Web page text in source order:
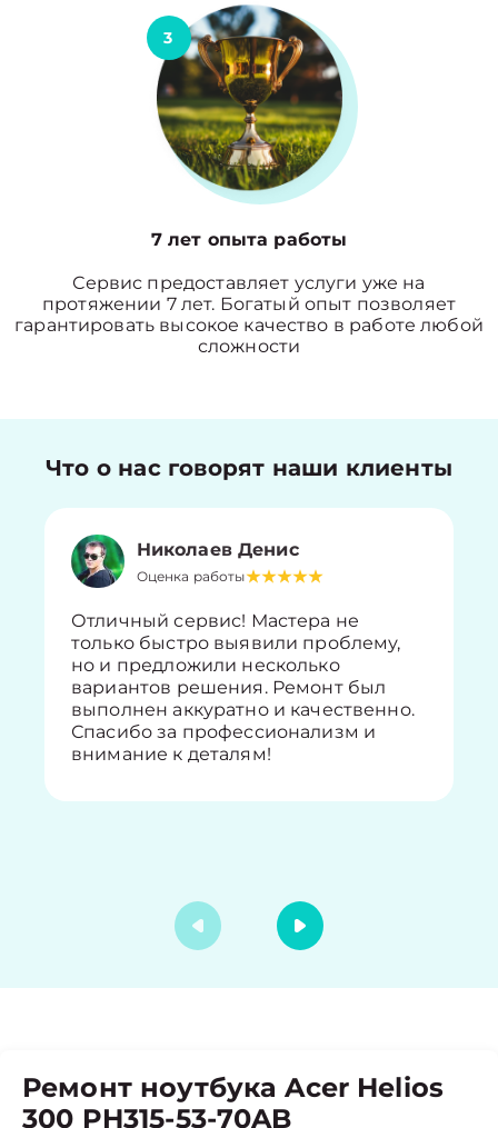
3
7 лет опыта работы
Сервис предоставляет услуги уже на
протяжении 7 лет. Богатый опыт позволяет
гарантировать высокое качество в работе любой
сложности
Что о нас говорят наши клиенты
Николаев Денис
Оценка работы
Отличный сервис! Мастера не
только быстро выявили проблему,
но и предложили несколько
вариантов решения. Ремонт был
выполнен аккуратно и качественно.
Спасибо за профессионализм и
внимание к деталям!
Ремонт ноутбука Acer Helios
300 PH315-53-70AB